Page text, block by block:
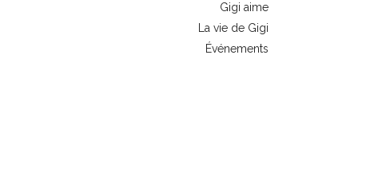
Gigi aime
La vie de Gigi
Événements